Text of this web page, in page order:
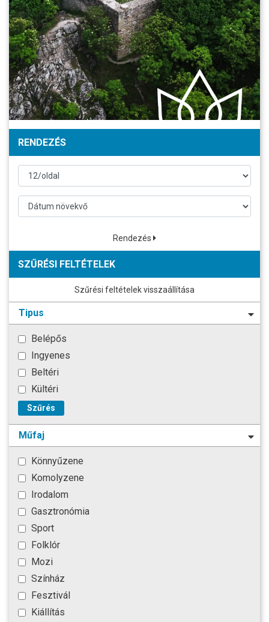
RENDEZÉS
Rendezés
SZŰRÉSI FELTÉTELEK
Szűrési feltételek visszaállítása
Tipus
Belépős
Ingyenes
Beltéri
Kültéri
Szűrés
Műfaj
Könnyűzene
Komolyzene
Irodalom
Gasztronómia
Sport
Folklór
Mozi
Színház
Fesztivál
Kiállítás